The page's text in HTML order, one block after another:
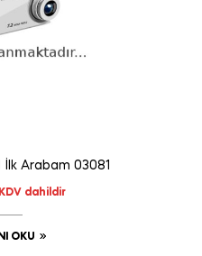
İlk Arabam 03081
KDV dahildir
OKU